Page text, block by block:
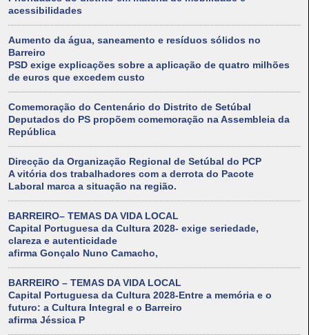
acessibilidades
Aumento da água, saneamento e resíduos sólidos no
Barreiro
PSD exige explicações sobre a aplicação de quatro milhões
de euros que excedem custo
Comemoração do Centenário do Distrito de Setúbal
Deputados do PS propõem comemoração na Assembleia da
República
Direcção da Organização Regional de Setúbal do PCP
A vitória dos trabalhadores com a derrota do Pacote
Laboral marca a situação na região.
BARREIRO– TEMAS DA VIDA LOCAL
Capital Portuguesa da Cultura 2028- exige seriedade,
clareza e autenticidade
afirma Gonçalo Nuno Camacho,
BARREIRO – TEMAS DA VIDA LOCAL
Capital Portuguesa da Cultura 2028-Entre a memória e o
futuro: a Cultura Integral e o Barreiro
afirma Jéssica P